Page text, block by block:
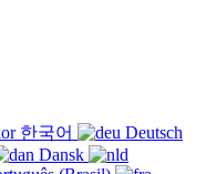
한국어
Deutsch
Dansk